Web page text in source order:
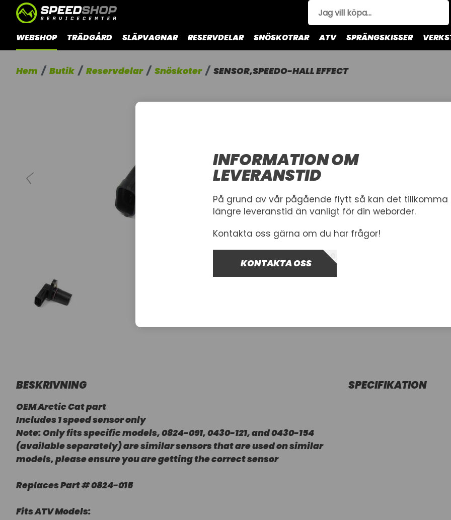
WEBSHOP TRÄDGÅRD SLÄPVAGNAR RESERVDELAR SNÖSKOTRAR ATV SPRÄNGSKISSER
Hem Butik Reservdelar Snöskoter SENSOR,SPEEDO-HALL EFFECT
Arctic Cat Speed
Artnr.
728,00 kr
Inkl. moms
I lager
BESKRIVNING
OEM Arctic Cat part
Includes 1 speed sensor only
Note: Only fits specific models, 0824-091, 0430-121, and 0430-154
(available separately) are similar sensors that are used on similar
models, please ensure you are getting the correct sensor
Replaces Part # 0824-015
Fits ATV Models:
SPECIFIKATION
INFORMATION OM
LEVERANSTID
På grund av vår pågående flytt så kan det tillkomma
längre leveranstid än vanligt för din weborder.
Kontakta oss gärna om du har frågor!
KONTAKTA OSS